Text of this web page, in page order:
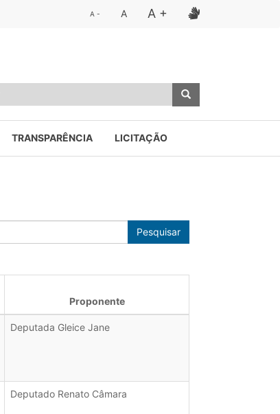
A - A A +
TRANSPARÊNCIA LICITAÇÃO
Pesquisar
Proponente
Deputada Gleice Jane
Deputado Renato Câmara